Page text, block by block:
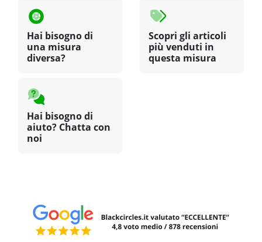
Hai bisogno di
una misura
diversa?
Scopri gli articoli
più venduti in
questa misura
Hai bisogno di
aiuto? Chatta con
noi